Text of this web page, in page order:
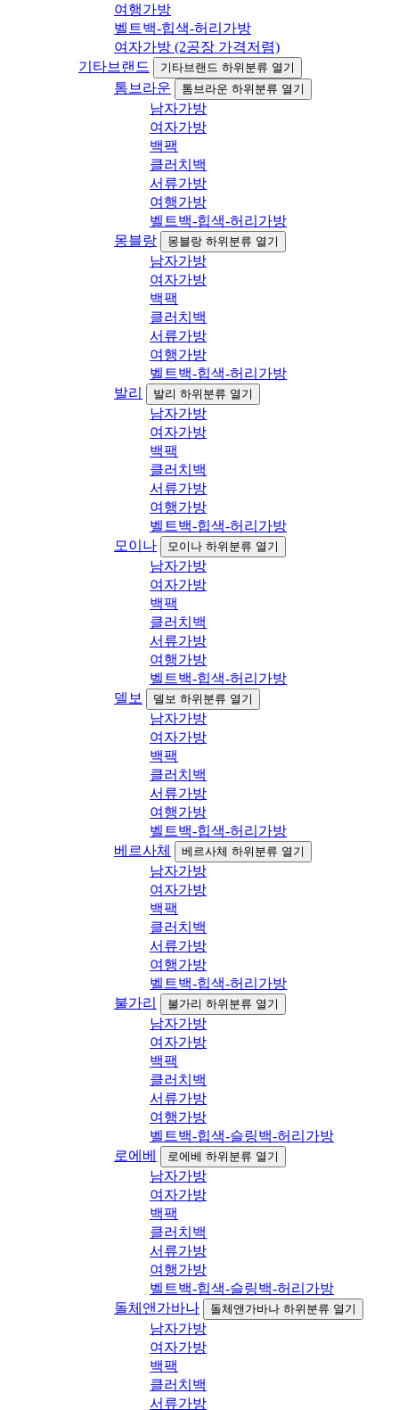
여행가방
벨트백-힙색-허리가방
여자가방 (2공장 가격저렴)
기타브랜드
기타브랜드 하위분류 열기
톰브라운 톰브라운 하위분류 열기
남자가방
여자가방
백팩
클러치백
서류가방
여행가방
벨트백-힙색-허리가방
몽블랑
몽블랑 하위분류 열기
남자가방
여자가방
백팩
클러치백
서류가방
여행가방
벨트백-힙색-허리가방
발리
발리 하위분류 열기
남자가방
여자가방
백팩
클러치백
서류가방
여행가방
벨트백-힙색-허리가방
모이나
모이나 하위분류 열기
남자가방
여자가방
백팩
클러치백
서류가방
여행가방
벨트백-힙색-허리가방
델보
델보 하위분류 열기
남자가방
여자가방
백팩
클러치백
서류가방
여행가방
벨트백-힙색-허리가방
베르사체
베르사체 하위분류 열기
남자가방
여자가방
백팩
클러치백
서류가방
여행가방
벨트백-힙색-허리가방
불가리
불가리 하위분류 열기
남자가방
여자가방
백팩
클러치백
서류가방
여행가방
벨트백-힙색-슬링백-허리가방
로에베
로에베 하위분류 열기
남자가방
여자가방
백팩
클러치백
서류가방
여행가방
벨트백-힙색-슬링백-허리가방
돌체앤가바나
돌체앤가바나 하위분류 열기
남자가방
여자가방
백팩
클러치백
서류가방